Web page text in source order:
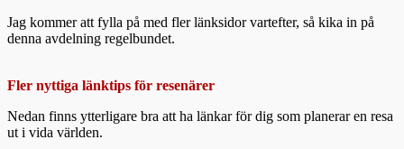
Jag kommer att fylla på med fler länksidor vartefter, så kika in på
denna avdelning regelbundet.
Fler nyttiga länktips för resenärer
Nedan finns ytterligare bra att ha länkar för dig som planerar en resa
ut i vida världen.